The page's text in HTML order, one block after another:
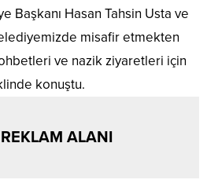
Başkanı Hasan Tahsin Usta ve
misafir etmekten
ve nazik ziyaretleri için
konuştu.
ALANI